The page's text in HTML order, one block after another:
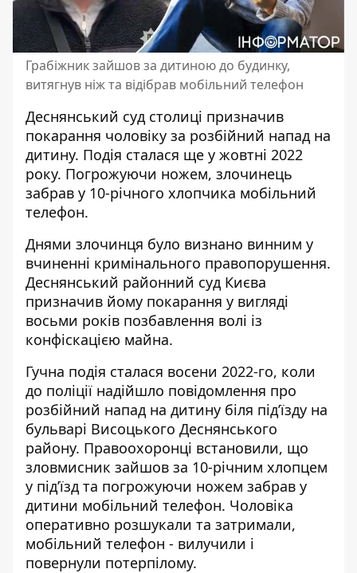
Грабіжник зайшов за дитиною до будинку,
витягнув ніж та відібрав мобільний телефон
Деснянський суд столиці призначив
покарання чоловіку за розбійний напад на
дитину. Подія сталася ще у жовтні 2022
року. Погрожуючи ножем, злочинець
забрав у 10-річного хлопчика мобільний
телефон.
Днями злочинця було визнано винним у
вчиненні кримінального правопорушення.
Деснянський районний суд Києва
призначив йому покарання у вигляді
восьми років позбавлення волі із
конфіскацією майна.
Гучна подія сталася восени 2022-го, коли
до поліції надійшло повідомлення про
розбійний напад на дитину біля під’їзду на
бульварі Висоцького Деснянського
району. Правоохоронці встановили, що
зловмисник зайшов за 10-річним хлопцем
у під’їзд та погрожуючи ножем забрав у
дитини мобільний телефон. Чоловіка
оперативно розшукали та затримали,
мобільний телефон - вилучили і
повернули потерпілому.